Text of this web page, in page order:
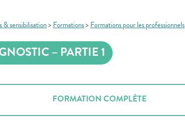
& sensibilisation > Formations > Formations pour les professionnels
– PARTIE 1
FORMATION COMPLÈTE